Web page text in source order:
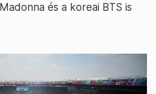
és a koreai BTS is